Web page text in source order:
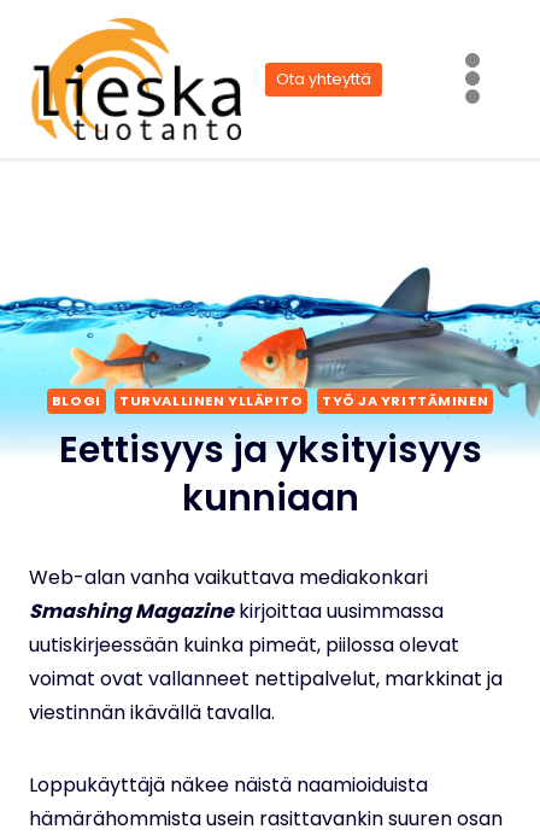
sisältöön
Ota yhteyttä
BLOGI TURVALLINEN YLLÄPITO TYÖ JA YRITTÄMINEN
Eettisyys ja yksityisyys
kunniaan
Web-alan vanha vaikuttava mediakonkari
Smashing Magazinekirjoittaa uusimmassa
uutiskirjeessään kuinka pimeät, piilossa olevat
voimat ovat vallanneet nettipalvelut, markkinat ja
viestinnän ikävällä tavalla.
Loppukäyttäjä näkee näistä naamioiduista
hämärähommista usein rasittavankin suuren osan